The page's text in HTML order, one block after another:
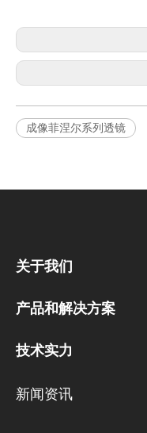
成像菲涅尔系列透镜
关于我们
产品和解决方案
技术实力
新闻资讯